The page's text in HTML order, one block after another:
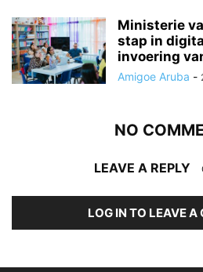
Ministerie
stap in
invoering
Amigoe Aruba -
NO
LEAVE A REPLY
LOG IN TO LEAVE